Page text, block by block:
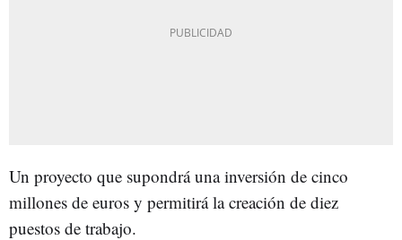
Un proyecto que supondrá una inversión de cinco
millones de euros y permitirá la creación de diez
puestos de trabajo.